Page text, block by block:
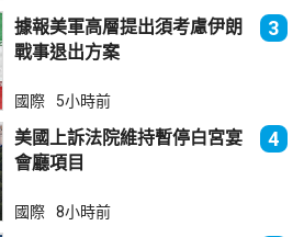
據報美軍高層提出須考慮伊朗
戰事退出方案
3
國際 5小時前
美國上訴法院維持暫停白宮宴
會廳項目
4
國際 8小時前